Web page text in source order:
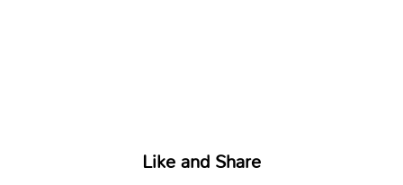
Like and Share